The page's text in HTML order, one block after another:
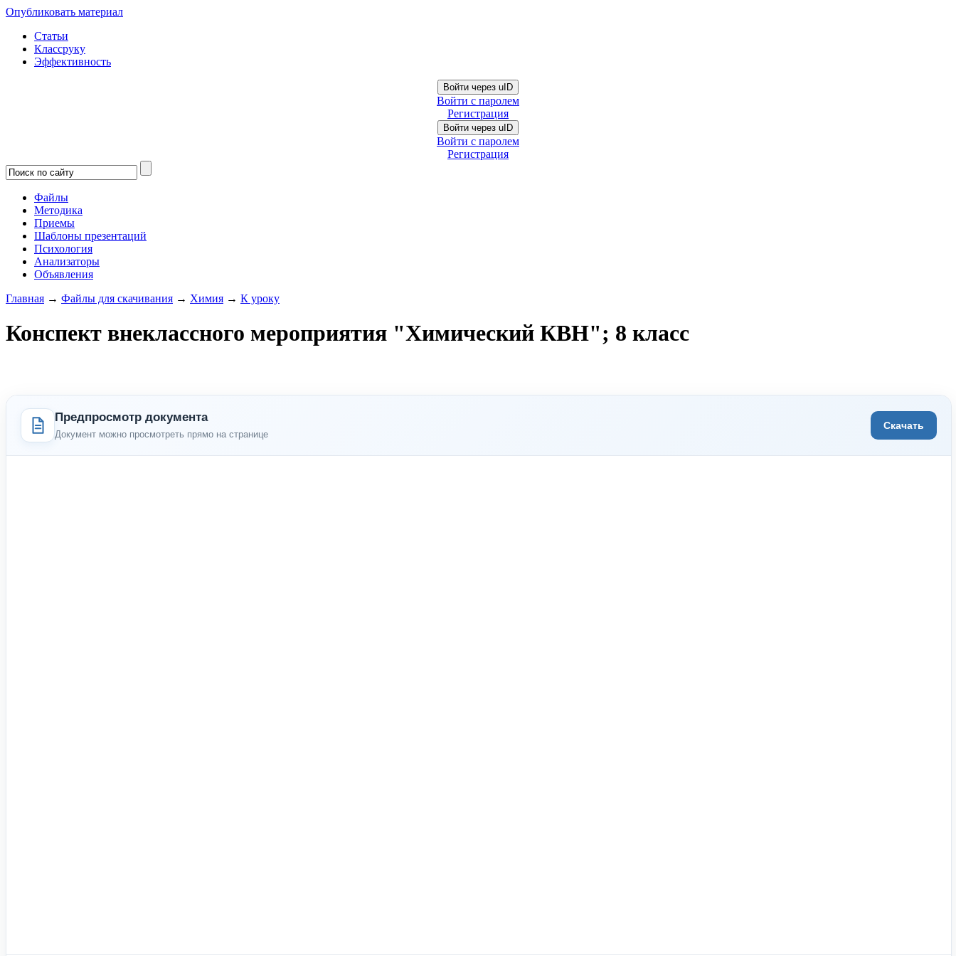
Опубликовать материал
Статьи
Классруку
Эффективность
Войти через uID
Войти с паролем
Регистрация
Войти через uID
Войти с паролем
Регистрация
Файлы
Методика
Приемы
Шаблоны презентаций
Психология
Анализаторы
Объявления
Главная → Файлы для скачивания → Химия → К уроку
Конспект внеклассного мероприятия "Химический КВН"; 8 класс
Предпросмотр документа
Документ можно просмотреть прямо на странице
Скачать